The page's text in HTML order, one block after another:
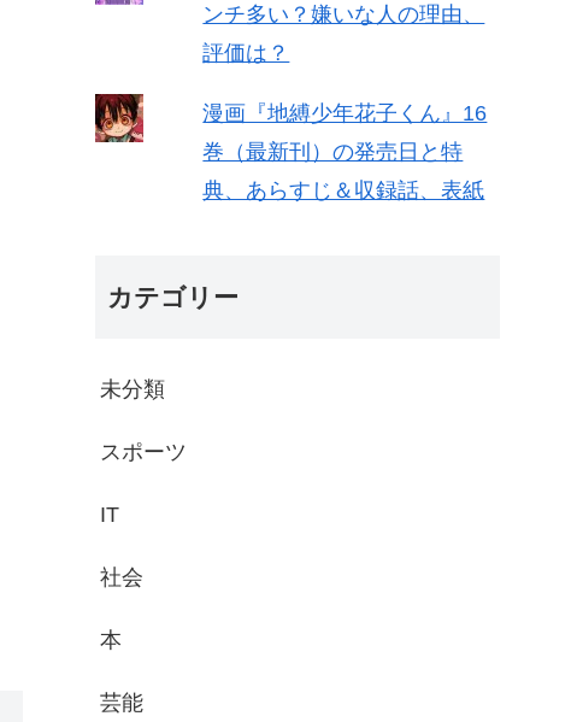
ンチ多い？嫌いな人の理由、
評価は？
漫画『地縛少年花子くん』16
巻（最新刊）の発売日と特
典、あらすじ＆収録話、表紙
カテゴリー
未分類
スポーツ
IT
社会
本
芸能